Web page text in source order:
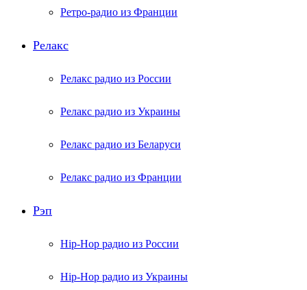
Ретро-радио из Франции
Релакс
Релакс радио из России
Релакс радио из Украины
Релакс радио из Беларуси
Релакс радио из Франции
Рэп
Hip-Hop радио из России
Hip-Hop радио из Украины